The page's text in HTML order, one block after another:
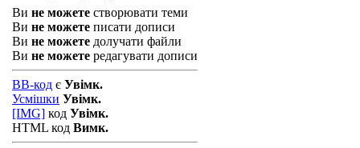
Ви не можете створювати теми
Ви не можете писати дописи
Ви не можете долучати файли
Ви не можете редагувати дописи
BB-код є Увімк.
Усмішки Увімк.
[IMG] код Увімк.
HTML код Вимк.